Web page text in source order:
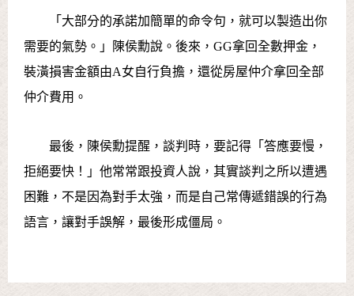
「大部分的承諾加簡單的命令句，就可以製造出你
需要的氣勢。」陳侯勳說。後來，GG拿回全數押金，
裝潢損害金額由A女自行負擔，還從房屋仲介拿回全部
仲介費用。
最後，陳侯勳提醒，談判時，要記得「答應要慢，
拒絕要快！」他常常跟投資人說，其實談判之所以遭遇
困難，不是因為對手太強，而是自己常傳遞錯誤的行為
語言，讓對手誤解，最後形成僵局。